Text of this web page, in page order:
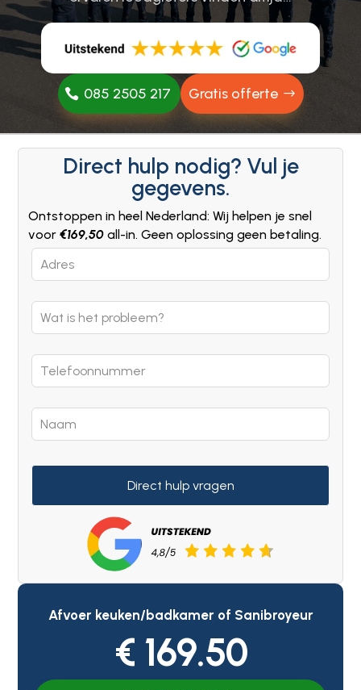
085 2505 217 Gratis offerte
Direct hulp nodig? Vul je
gegevens.
Ontstoppen in heel Nederland: Wij helpen je snel
voor€169,50 all-in. Geen oplossing geen betaling.
Leave
this
blank
Direct hulp vragen
Afvoer keuken/badkamer of Sanibroyeur
€ 169.50